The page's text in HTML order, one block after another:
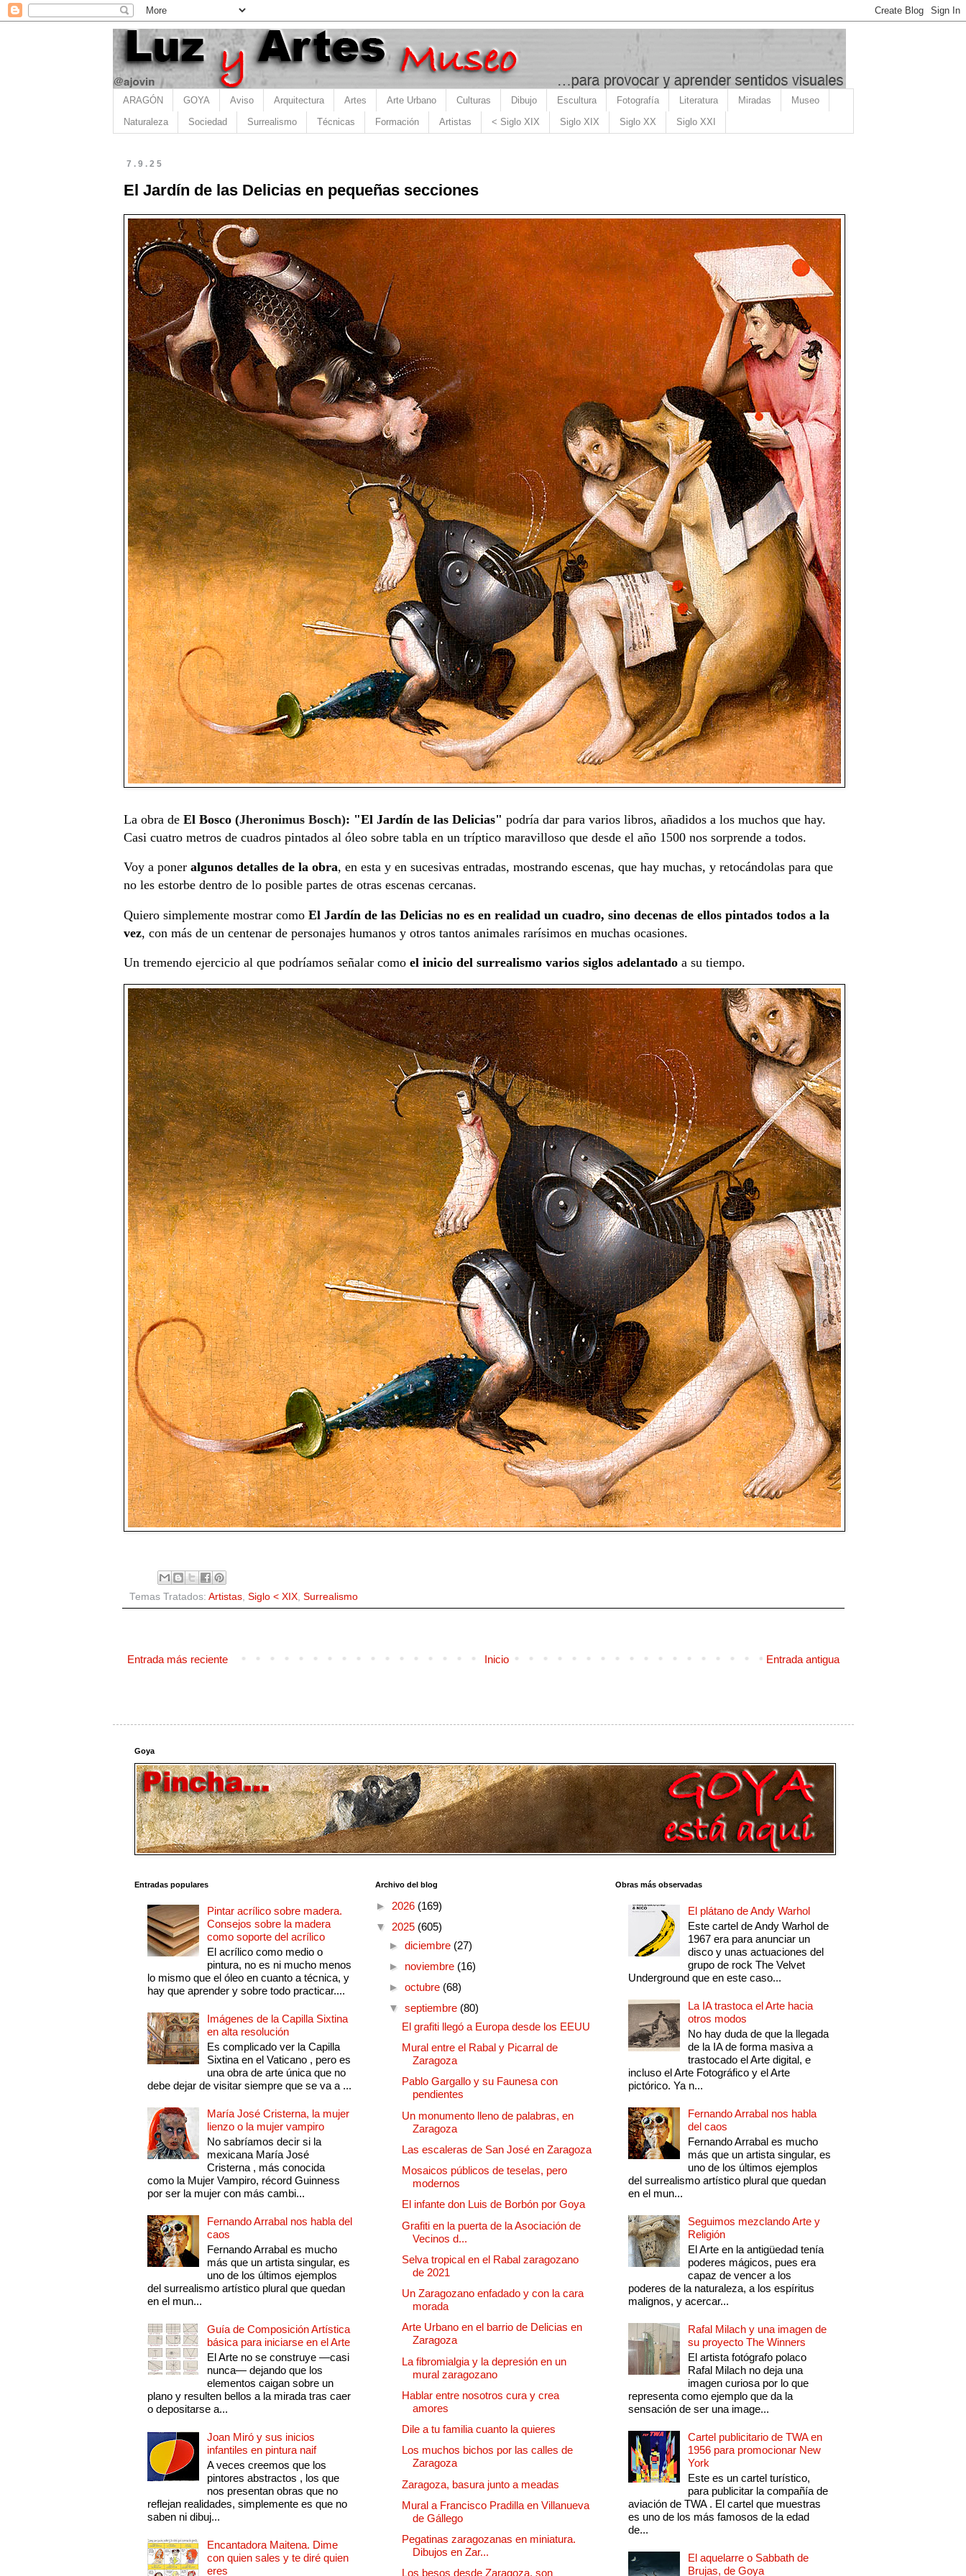
ARAGÓN GOYA Aviso Arquitectura Artes Arte Urbano Culturas Dibujo Escultura Fotografía Literatura Miradas Museo
Naturaleza Sociedad Surrealismo Técnicas Formación Artistas < Siglo XIX Siglo XIX Siglo XX Siglo XXI
7.9.25
El Jardín de las Delicias en pequeñas secciones
La obra de El Bosco (Jheronimus Bosch): "El Jardín de las Delicias" podría dar para varios libros, añadidos a los muchos que hay.
Casi cuatro metros de cuadros pintados al óleo sobre tabla en un tríptico maravilloso que desde el año 1500 nos sorprende a todos.
Voy a poner algunos detalles de la obra, en esta y en sucesivas entradas, mostrando escenas, que hay muchas, y retocándolas para que
no les estorbe dentro de lo posible partes de otras escenas cercanas.
Quiero simplemente mostrar como El Jardín de las Delicias no es en realidad un cuadro, sino decenas de ellos pintados todos a la
vez, con más de un centenar de personajes humanos y otros tantos animales rarísimos en muchas ocasiones.
Un tremendo ejercicio al que podríamos señalar como el inicio del surrealismo varios siglos adelantado a su tiempo.
Temas Tratados: Artistas, Siglo < XIX, Surrealismo
Entrada más reciente Entrada antigua
Inicio
Goya
Entradas populares
Pintar acrílico sobre madera.
Consejos sobre la madera
como soporte del acrílico
El acrílico como medio o
pintura, no es ni mucho menos
lo mismo que el óleo en cuanto a técnica, y
hay que aprender y sobre todo practicar....
Imágenes de la Capilla Sixtina
en alta resolución
Es complicado ver la Capilla
Sixtina en el Vaticano , pero es
una obra de arte única que no
debe dejar de visitar siempre que se va a ...
María José Cristerna, la mujer
lienzo o la mujer vampiro
No sabríamos decir si la
mexicana María José
Cristerna , más conocida
como la Mujer Vampiro, récord Guinness
por ser la mujer con más cambi...
Fernando Arrabal nos habla del
caos
Fernando Arrabal es mucho
más que un artista singular, es
uno de los últimos ejemplos
del surrealismo artístico plural que quedan
en el mun...
Guía de Composición Artística
básica para iniciarse en el Arte
El Arte no se construye —casi
nunca— dejando que los
elementos caigan sobre un
plano y resulten bellos a la mirada tras caer
o depositarse a...
Joan Miró y sus inicios
infantiles en pintura naif
A veces creemos que los
pintores abstractos , los que
nos presentan obras que no
reflejan realidades, simplemente es que no
saben ni dibuj...
Encantadora Maitena. Dime
con quien sales y te diré quien
eres
Archivo del blog
► 2026 (169)
▼ 2025 (605)
► diciembre (27)
► noviembre (16)
► octubre (68)
▼ septiembre (80)
El grafiti llegó a Europa desde los EEUU
Mural entre el Rabal y Picarral de
Zaragoza
Pablo Gargallo y su Faunesa con
pendientes
Un monumento lleno de palabras, en
Zaragoza
Las escaleras de San José en Zaragoza
Mosaicos públicos de teselas, pero
modernos
El infante don Luis de Borbón por Goya
Grafiti en la puerta de la Asociación de
Vecinos d...
Selva tropical en el Rabal zaragozano
de 2021
Un Zaragozano enfadado y con la cara
morada
Arte Urbano en el barrio de Delicias en
Zaragoza
La fibromialgia y la depresión en un
mural zaragozano
Hablar entre nosotros cura y crea
amores
Dile a tu familia cuanto la quieres
Los muchos bichos por las calles de
Zaragoza
Zaragoza, basura junto a meadas
Mural a Francisco Pradilla en Villanueva
de Gállego
Pegatinas zaragozanas en miniatura.
Dibujos en Zar...
Los besos desde Zaragoza, son
Obras más observadas
El plátano de Andy Warhol
Este cartel de Andy Warhol de
1967 era para anunciar un
disco y unas actuaciones del
grupo de rock The Velvet
Underground que en este caso...
La IA trastoca el Arte hacia
otros modos
No hay duda de que la llegada
de la IA de forma masiva a
trastocado el Arte digital, e
incluso el Arte Fotográfico y el Arte
pictórico. Ya n...
Fernando Arrabal nos habla
del caos
Fernando Arrabal es mucho
más que un artista singular, es
uno de los últimos ejemplos
del surrealismo artístico plural que quedan
en el mun...
Seguimos mezclando Arte y
Religión
El Arte en la antigüedad tenía
poderes mágicos, pues era
capaz de vencer a los
poderes de la naturaleza, a los espíritus
malignos, y acercar...
Rafal Milach y una imagen de
su proyecto The Winners
El artista fotógrafo polaco
Rafal Milach no deja una
imagen curiosa por lo que
representa como ejemplo que da la
sensación de ser una image...
Cartel publicitario de TWA en
1956 para promocionar New
York
Este es un cartel turístico,
para publicitar la compañía de
aviación de TWA . El cartel que muestras
es uno de los más famosos de la edad
de...
El aquelarre o Sabbath de
Brujas, de Goya